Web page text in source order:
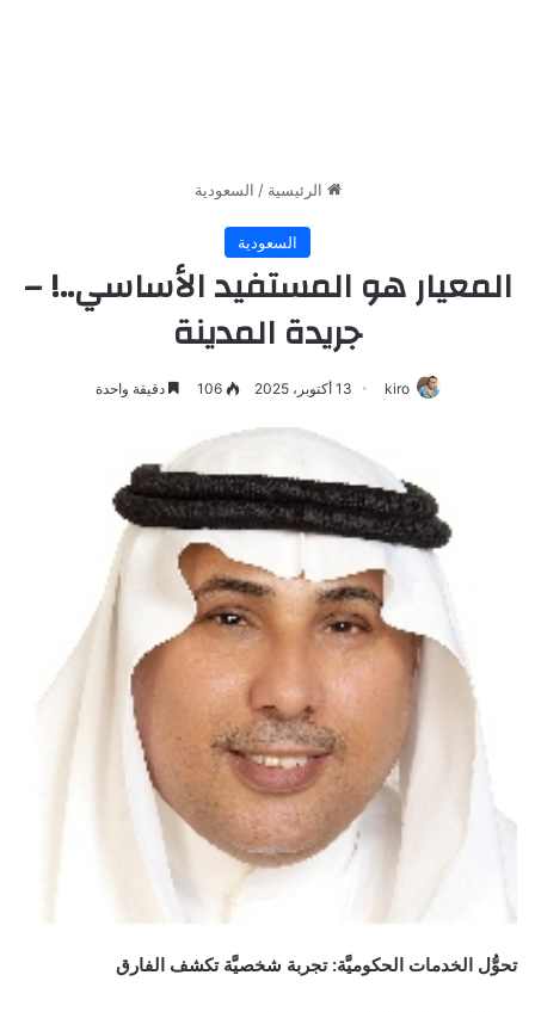
الرئيسية / السعودية
السعودية
المعيار هو المستفيد الأساسي..! –
جريدة المدينة
kiro 13 أكتوبر، 2025 106 دقيقة واحدة
تحوُّل الخدمات الحكوميَّة: تجربة شخصيَّة تكشف الفارق